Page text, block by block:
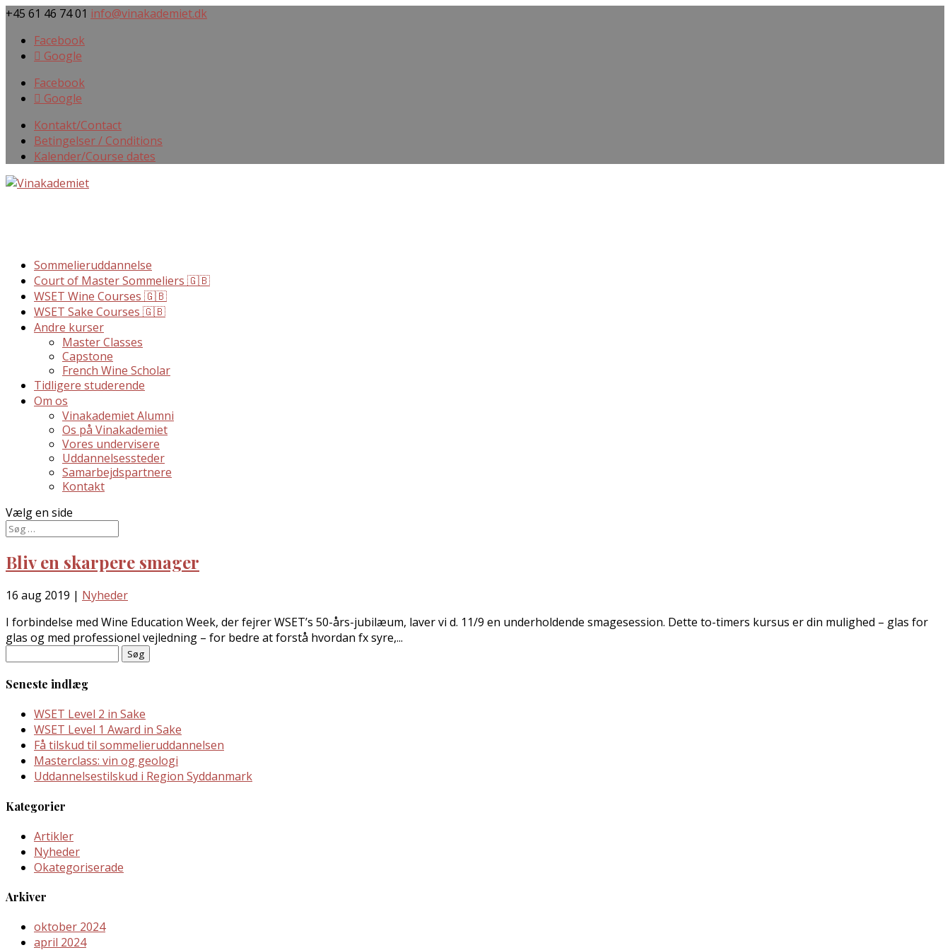
+45 61 46 74 01 info@vinakademiet.dk
Facebook
Google
Facebook
Google
Kontakt/Contact
Betingelser / Conditions
Kalender/Course dates
Sommelieruddannelse
Court of Master Sommeliers 🇬🇧
WSET Wine Courses 🇬🇧
WSET Sake Courses 🇬🇧
Andre kurser
Master Classes
Capstone
French Wine Scholar
Tidligere studerende
Om os
Vinakademiet Alumni
Os på Vinakademiet
Vores undervisere
Uddannelsessteder
Samarbejdspartnere
Kontakt
Vælg en side
Bliv en skarpere smager
16 aug 2019 | Nyheder
I forbindelse med Wine Education Week, der fejrer WSET’s 50-års-jubilæum, laver vi d. 11/9 en underholdende smagesession. Dette to-timers kursus er din mulighed – glas for
glas og med professionel vejledning – for bedre at forstå hvordan fx syre,...
Seneste indlæg
WSET Level 2 in Sake
WSET Level 1 Award in Sake
Få tilskud til sommelieruddannelsen
Masterclass: vin og geologi
Uddannelsestilskud i Region Syddanmark
Kategorier
Artikler
Nyheder
Okategoriserade
Arkiver
oktober 2024
april 2024